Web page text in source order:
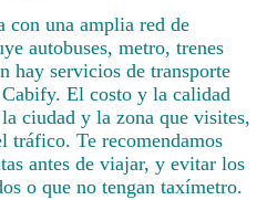
con una amplia red de
autobuses, metro, trenes
hay servicios de transporte
El costo y la calidad
ciudad y la zona que visites,
tráfico. Te recomendamos
antes de viajar, y evitar los
o que no tengan taxímetro.